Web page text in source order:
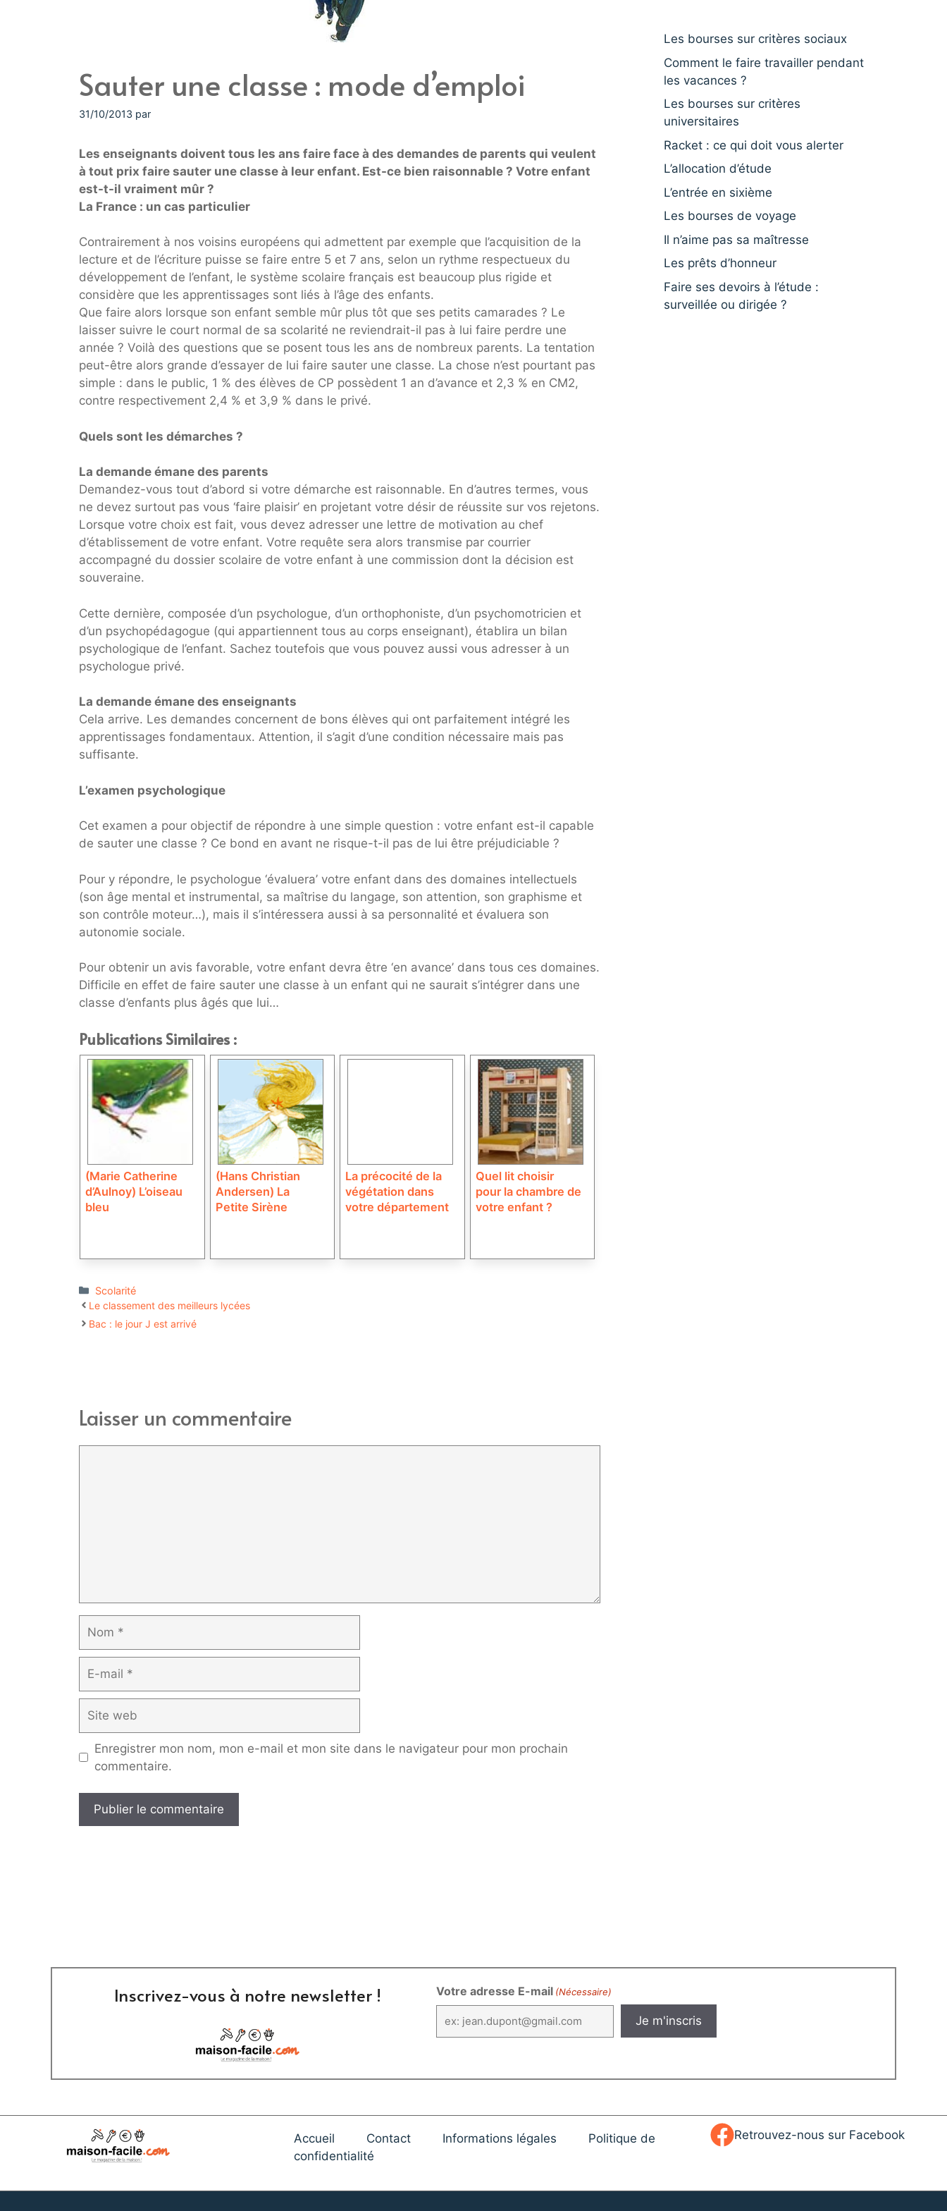
Sauter une classe : mode d’emploi
31/10/2013 par
Les enseignants doivent tous les ans faire face à des demandes de parents qui veulent
à tout prix faire sauter une classe à leur enfant. Est-ce bien raisonnable ? Votre enfant
est-t-il vraiment mûr ?
La France : un cas particulier
Contrairement à nos voisins européens qui admettent par exemple que l’acquisition de la
lecture et de l’écriture puisse se faire entre 5 et 7 ans, selon un rythme respectueux du
développement de l’enfant, le système scolaire français est beaucoup plus rigide et
considère que les apprentissages sont liés à l’âge des enfants.
Que faire alors lorsque son enfant semble mûr plus tôt que ses petits camarades ? Le
laisser suivre le court normal de sa scolarité ne reviendrait-il pas à lui faire perdre une
année ? Voilà des questions que se posent tous les ans de nombreux parents. La tentation
peut-être alors grande d’essayer de lui faire sauter une classe. La chose n’est pourtant pas
simple : dans le public, 1 % des élèves de CP possèdent 1 an d’avance et 2,3 % en CM2,
contre respectivement 2,4 % et 3,9 % dans le privé.
Quels sont les démarches ?
La demande émane des parents
Demandez-vous tout d’abord si votre démarche est raisonnable. En d’autres termes, vous
ne devez surtout pas vous ‘faire plaisir’ en projetant votre désir de réussite sur vos rejetons.
Lorsque votre choix est fait, vous devez adresser une lettre de motivation au chef
d’établissement de votre enfant. Votre requête sera alors transmise par courrier
accompagné du dossier scolaire de votre enfant à une commission dont la décision est
souveraine.
Cette dernière, composée d’un psychologue, d’un orthophoniste, d’un psychomotricien et
d’un psychopédagogue (qui appartiennent tous au corps enseignant), établira un bilan
psychologique de l’enfant. Sachez toutefois que vous pouvez aussi vous adresser à un
psychologue privé.
La demande émane des enseignants
Cela arrive. Les demandes concernent de bons élèves qui ont parfaitement intégré les
apprentissages fondamentaux. Attention, il s’agit d’une condition nécessaire mais pas
suffisante.
L’examen psychologique
Cet examen a pour objectif de répondre à une simple question : votre enfant est-il capable
de sauter une classe ? Ce bond en avant ne risque-t-il pas de lui être préjudiciable ?
Pour y répondre, le psychologue ‘évaluera’ votre enfant dans des domaines intellectuels
(son âge mental et instrumental, sa maîtrise du langage, son attention, son graphisme et
son contrôle moteur…), mais il s’intéressera aussi à sa personnalité et évaluera son
autonomie sociale.
Pour obtenir un avis favorable, votre enfant devra être ‘en avance’ dans tous ces domaines.
Difficile en effet de faire sauter une classe à un enfant qui ne saurait s’intégrer dans une
classe d’enfants plus âgés que lui…
Publications Similaires :
(Marie Catherine
d’Aulnoy) L’oiseau
bleu
(Hans Christian
Andersen) La
Petite Sirène
La précocité de la
végétation dans
votre département
Quel lit choisir
pour la chambre de
votre enfant ?
Catégories
Scolarité
Le classement des meilleurs lycées
Bac : le jour J est arrivé
Laisser un commentaire
mail
web
Enregistrer mon nom, mon e-mail et mon site dans le navigateur pour mon prochain
commentaire.
Les bourses sur critères sociaux
Comment le faire travailler pendant
les vacances ?
Les bourses sur critères
universitaires
Racket : ce qui doit vous alerter
L’allocation d’étude
L’entrée en sixième
Les bourses de voyage
Il n’aime pas sa maîtresse
Les prêts d’honneur
Faire ses devoirs à l’étude :
surveillée ou dirigée ?
Inscrivez-vous à notre newsletter ! Votre adresse E-mail (Nécessaire)
Accueil Contact Informations légales
Politique de
confidentialité
Retrouvez-nous sur Facebook